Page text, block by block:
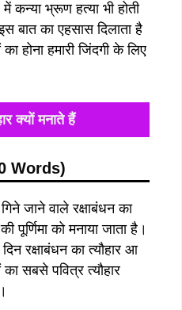
कन्या भ्रूण हत्या भी होती
बात का एहसास दिलाता है
होना हमारी जिंदगी के लिए
क्यों मनाते हैं
Words)
जाने वाले रक्षाबंधन का
पूर्णिमा को मनाया जाता है।
रक्षाबंधन का त्यौहार आ
सबसे पवित्र त्यौहार